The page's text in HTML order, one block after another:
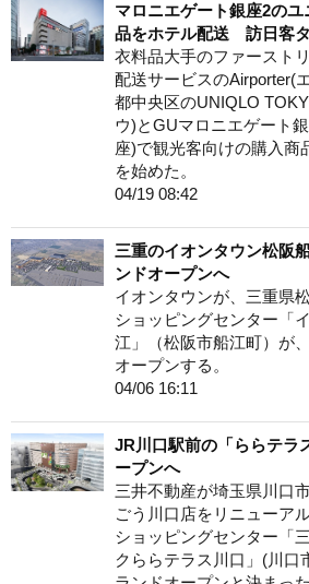
マロニエゲート銀座2の
品をホテル配送 訪日客
衣料品大手のファースト
配送サービスのAirporter(
都中央区のUNIQLO
ウ)とGUマロニエゲート
座)で観光客向けの購入商
を始めた。
04/19 08:42
三重のイオンタウン松阪
ンドオープンへ
イオンタウンが、三重県
ショッピングセンター「
江」（松阪市船江町）が
オープンする。
04/06 16:11
JR川口駅前の「ららテラ
ープンへ
三井不動産が埼玉県川口
ごう川口店をリニューア
ショッピングセンター「
クららテラス川口」(川口